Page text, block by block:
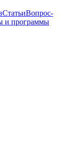
СтатьиВопрос-
и программы